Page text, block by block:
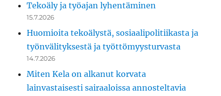
Tekoäly ja työajan lyhentäminen
15.7.2026
Huomioita tekoälystä, sosiaalipolitiikasta ja
työnvälityksestä ja työttömyysturvasta
14.7.2026
Miten Kela on alkanut korvata
lainvastaisesti sairaaloissa annosteltavia